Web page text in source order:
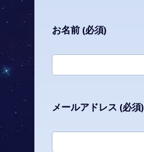
お名前 (必須)
メールアドレス (必須)